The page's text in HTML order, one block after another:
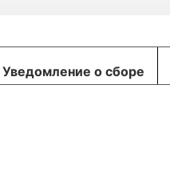
Уведомление о сборе